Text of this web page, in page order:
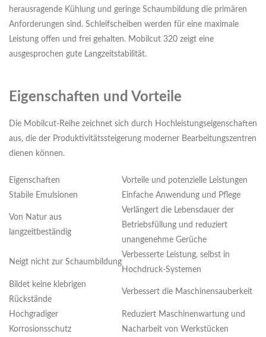
herausragende Kühlung und geringe Schaumbildung die primären
Anforderungen sind. Schleifscheiben werden für eine maximale
Leistung offen und frei gehalten. Mobilcut 320 zeigt eine
ausgesprochen gute Langzeitstabilität.
Eigenschaften und Vorteile
Die Mobilcut-Reihe zeichnet sich durch Hochleistungseigenschaften
aus, die der Produktivitätssteigerung moderner Bearbeitungszentren
dienen können.
Eigenschaften
Vorteile und potenzielle Leistungen
Stabile Emulsionen
Einfache Anwendung und Pflege
Von Natur aus
langzeitbeständig
Verlängert die Lebensdauer der
Betriebsfüllung und reduziert
unangenehme Gerüche
Neigt nicht zur Schaumbildung
Verbesserte Leistung, selbst in
Hochdruck-Systemen
Bildet keine klebrigen
Rückstände
Verbessert die Maschinensauberkeit
Hochgradiger
Korrosionsschutz
Reduziert Maschinenwartung und
Nacharbeit von Werkstücken